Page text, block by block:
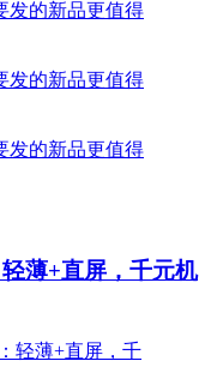
薄+直屏，千元机